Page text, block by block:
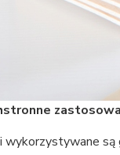
wykorzystywane są